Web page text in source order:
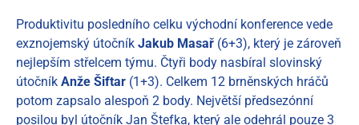
Produktivitu posledního celku východní konference vede
exznojemský útočník Jakub Masař (6+3), který je zároveň
nejlepším střelcem týmu. Čtyři body nasbíral slovinský
útočník Anže Šiftar (1+3). Celkem 12 brněnských hráčů
potom zapsalo alespoň 2 body. Největší předsezónní
posilou byl útočník Jan Štefka, který ale odehrál pouze 3